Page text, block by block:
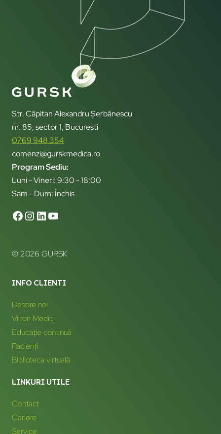
Str. Căpitan Alexandru Șerbănescu
nr. 85, sector 1, București
0769 948 354
comenzi@gurskmedica.ro
Program Sediu:
Luni - Vineri: 9:30 - 18:00
Sam - Dum: Închis
© 2026 GURSK
INFO CLIENTI
Despre noi
Viitori Medici
Educație continuă
Pacienți
Biblioteca virtuală
LINKURI UTILE
Contact
Cariere
Service